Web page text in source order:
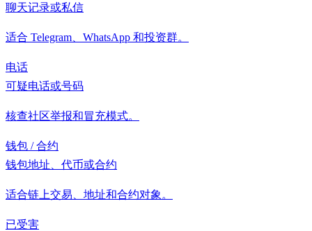
聊天记录或私信
适合 Telegram、WhatsApp 和投资群。
电话
可疑电话或号码
核查社区举报和冒充模式。
钱包 / 合约
钱包地址、代币或合约
适合链上交易、地址和合约对象。
已受害